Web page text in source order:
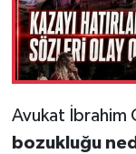
Avukat İbrahim
bozukluğu